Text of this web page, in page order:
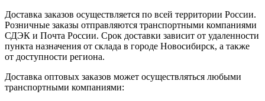
Доставка заказов осуществляется по всей территории России.
Розничные заказы отправляются транспортными компаниями
СДЭК и Почта России. Срок доставки зависит от удаленности
пункта назначения от склада в городе Новосибирск, а также
от доступности региона.
Доставка оптовых заказов может осуществляться любыми
транспортными компаниями: